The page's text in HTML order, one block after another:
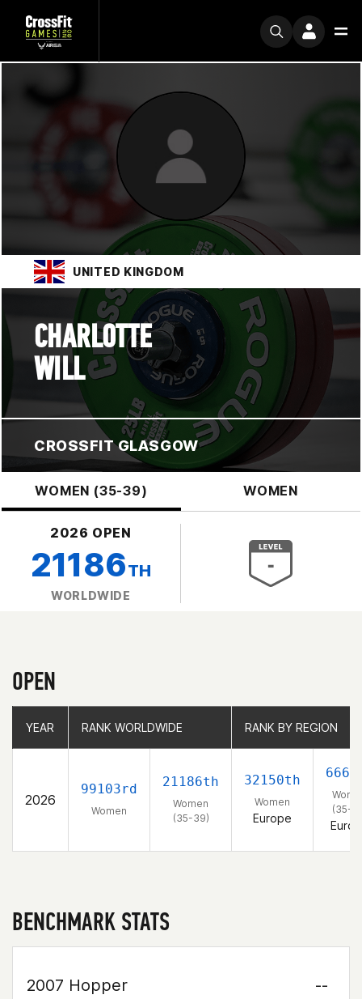
UNITED KINGDOM
CHARLOTTE
WILL
CROSSFIT GLASGOW
WOMEN (35-39) WOMEN
2026 OPEN
21186TH
WORLDWIDE
OPEN
YEAR RANK WORLDWIDE RANK BY REGION
2026
99103rd
Women
21186th
Women
(35-39)
32150th
Women
Europe
(35-
YEAR RANK WORLDWIDE RANK BY REGION
BENCHMARK STATS
2007 Hopper
--